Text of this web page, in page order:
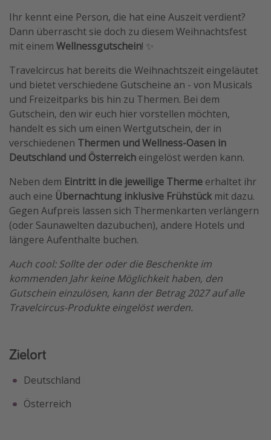
Hotels in Hamburg
Hotels in Amsterdam
Weitere Themen
Reise Journal
Familienurlaub in der Türkei
Rundreisen in Thailand
Bahnreisen in der Schweiz
Reisepassfreie Reiseziele
Travel Know How
Silvesterreisen
Last Minute Urlaub Deutschland
Ihr kennt eine Person, die hat eine Auszeit verdient?
Dann überrascht sie doch zu diesem Weihnachtsfest
mit einem Wellnessgutschein! ✨
Travelcircus hat bereits die Weihnachtszeit eingeläutet
und bietet verschiedene Gutscheine an - von Musicals
und Freizeitparks bis hin zu Thermen. Bei dem
Gutschein, den wir euch hier vorstellen möchten,
handelt es sich um einen Wertgutschein, der in
verschiedenen Thermen und Wellness-Oasen in
Deutschland und Österreich eingelöst werden kann.
Neben dem Eintritt in die jeweilige Therme erhaltet ihr
auch eine Übernachtung inklusive Frühstück mit dazu.
Gegen Aufpreis lassen sich Thermenkarten verlängern
(oder Saunawelten dazubuchen), andere Hotels und
längere Aufenthalte buchen.
Auch cool: Sollte der oder die Beschenkte im
kommenden Jahr keine Möglichkeit haben, den
Gutschein einzulösen, kann der Betrag 2027 auf alle
Travelcircus-Produkte eingelöst werden.
Zielort
Deutschland
Österreich